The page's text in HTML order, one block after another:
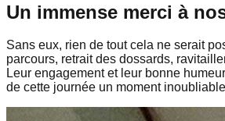
Un immense merci à
Sans eux, rien de tout cela ne serait
parcours, retrait des dossards,
Leur engagement et leur bonne
de cette journée un moment